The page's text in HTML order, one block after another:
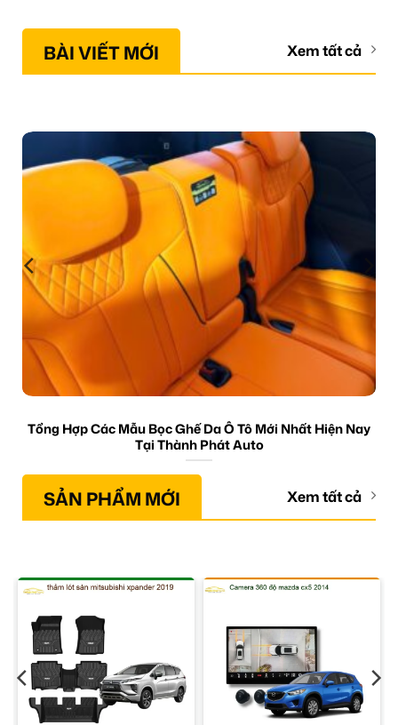
BÀI VIẾT MỚI Xem tất cả
Tổng Hợp Các Mẫu Bọc Ghế Da Ô Tô Mới Nhất Hiện Nay
Tại Thành Phát Auto
SẢN PHẨM MỚI Xem tất cả